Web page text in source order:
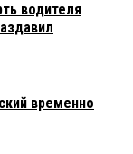
водителя
временно